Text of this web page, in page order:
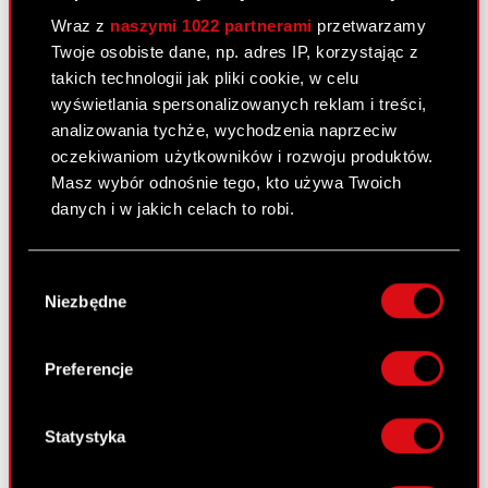
Wraz z naszymi 1022 partnerami przetwarzamy
Twoje osobiste dane, np. adres IP, korzystając z
takich technologii jak pliki cookie, w celu
wyświetlania spersonalizowanych reklam i treści,
analizowania tychże, wychodzenia naprzeciw
oczekiwaniom użytkowników i rozwoju produktów.
Masz wybór odnośnie tego, kto używa Twoich
danych i w jakich celach to robi.
lokalizacji geograficznej z dokładnością nawet
Identyfikować Twoje urządzenie, aktywnie
analizując charakteryzującego je zbiory
palca)
zgody
Niezbędne
Preferencje
Statystyka
Niezależny audytor
Walne Zgromadzenia
Wynagrodzenia członków
organów
Okresy zamknięte
Kalendarz inwestora
Kontakt IR